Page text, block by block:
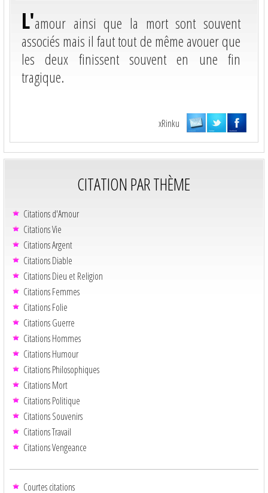
L'amour ainsi que la mort sont souvent
associés mais il faut tout de même avouer que
les deux finissent souvent en une fin
tragique.
xRinku
CITATION PAR THÈME
Citations d'Amour
Citations Vie
Citations Argent
Citations Diable
Citations Dieu et Religion
Citations Femmes
Citations Folie
Citations Guerre
Citations Hommes
Citations Humour
Citations Philosophiques
Citations Mort
Citations Politique
Citations Souvenirs
Citations Travail
Citations Vengeance
Courtes citations